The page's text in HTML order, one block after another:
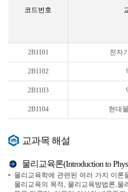
코드번호
2B1101 전자
2B1102
2B1103
2B1104 현대
교과목 해설
물리교육론(Introduction to
물리교육학에 관련된 여러 가지 이론
물리교육의 목적, 물리교육방법론,물